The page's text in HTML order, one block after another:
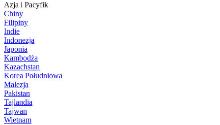
Azja i Pacyfik
Chiny
Filipiny
Indie
Indonezja
Japonia
Kambodża
Kazachstan
Korea Południowa
Malezja
Pakistan
Tajlandia
Tajwan
Wietnam